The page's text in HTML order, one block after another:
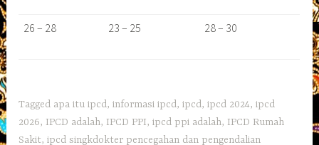
26 – 28 23 – 25 28 – 30
Tagged apa itu ipcd,informasi ipcd,ipcd,ipcd 2024,ipcd
2026, IPCD adalah, IPCD PPI,ipcd ppi adalah, IPCD Rumah
Sakit,ipcd singkdokter pencegahan dan pengendalian